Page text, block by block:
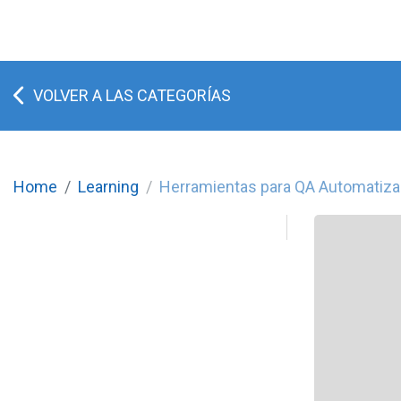
VOLVER A LAS CATEGORÍAS
Home Learning Herramientas para QA